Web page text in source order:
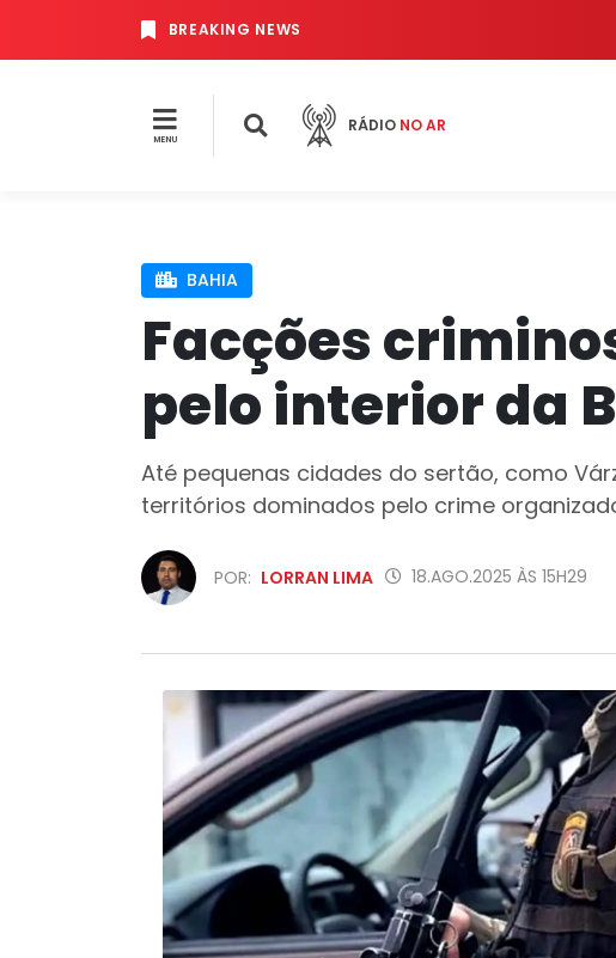
BREAKING NEWS
MENU
RÁDIO NO AR
BAHIA
Facções
pelo interior da
Até pequenas cidades do sertão, como
territórios dominados pelo crime
POR: LORRAN LIMA 18.AGO.2025 ÀS 15H29